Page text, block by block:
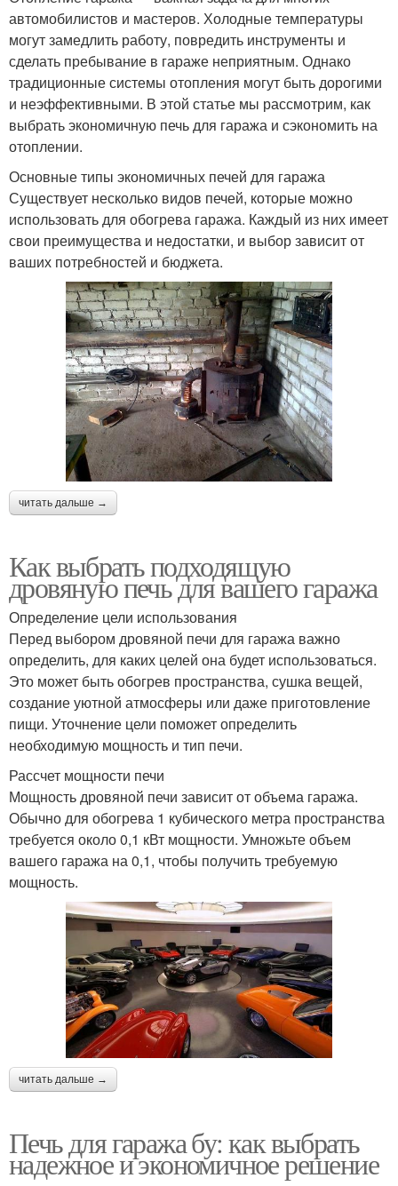
автомобилистов и мастеров. Холодные температуры
могут замедлить работу, повредить инструменты и
сделать пребывание в гараже неприятным. Однако
традиционные системы отопления могут быть дорогими
и неэффективными. В этой статье мы рассмотрим, как
выбрать экономичную печь для гаража и сэкономить на
отоплении.
Основные типы экономичных печей для гаража
Существует несколько видов печей, которые можно
использовать для обогрева гаража. Каждый из них имеет
свои преимущества и недостатки, и выбор зависит от
ваших потребностей и бюджета.
читать дальше →
Как выбрать подходящую
дровяную печь для вашего гаража
Определение цели использования
Перед выбором дровяной печи для гаража важно
определить, для каких целей она будет использоваться.
Это может быть обогрев пространства, сушка вещей,
создание уютной атмосферы или даже приготовление
пищи. Уточнение цели поможет определить
необходимую мощность и тип печи.
Рассчет мощности печи
Мощность дровяной печи зависит от объема гаража.
Обычно для обогрева 1 кубического метра пространства
требуется около 0,1 кВт мощности. Умножьте объем
вашего гаража на 0,1, чтобы получить требуемую
мощность.
читать дальше →
Печь для гаража бу: как выбрать
надежное и экономичное решение